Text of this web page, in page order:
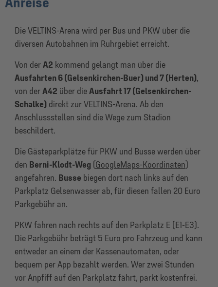
Die VELTINS-Arena wird per Bus und PKW über die
diversen Autobahnen im Ruhrgebiet erreicht.
Von derA2 kommend gelangt man über die
Ausfahrten 6 (Gelsenkirchen-Buer) und 7 (Herten),
von derA42 über dieAusfahrt 17 (Gelsenkirchen-
Schalke) direkt zur VELTINS-Arena. Ab den
Anschlussstellen sind die Wege zum Stadion
beschildert.
Die Gästeparkplätze für PKW und Busse werden über
den Berni-Klodt-Weg (GoogleMaps-Koordinaten)
angefahren. Busse biegen dort nach links auf den
Parkplatz Gelsenwasser ab, für diesen fallen 20 Euro
Parkgebühr an.
PKW fahren nach rechts auf den Parkplatz E (E1-E3).
Die Parkgebühr beträgt 5 Euro pro Fahrzeug und kann
entweder an einem der Kassenautomaten, oder
bequem per App bezahlt werden. Wer zwei Stunden
vor Anpfiff auf den Parkplatz fährt, parkt kostenfrei.